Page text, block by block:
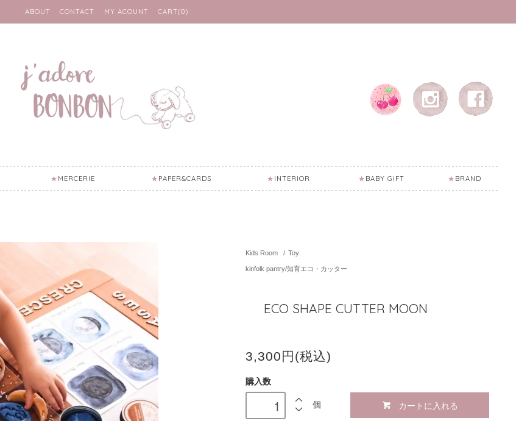
ABOUT CONTACT MY ACOUNT CART(0)
MERCERIE PAPER&CARDS INTERIOR BABY GIFT BRAND
Kids Room / Toy
kinfolk pantry/知育エコ・カッター
ECO SHAPE CUTTER MOON
3,300円(税込)
購入数
個 カートに入れる